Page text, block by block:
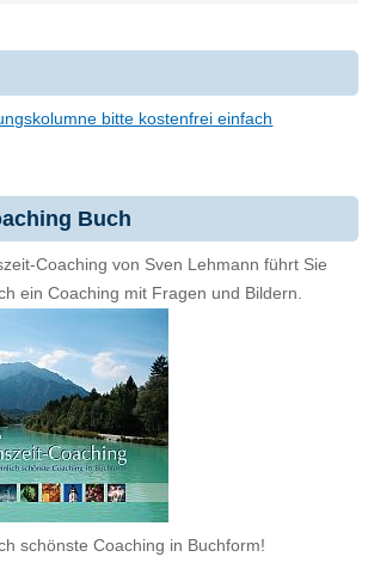
bitte kostenfrei einfach
Buch
Coaching von Sven Lehmann führt Sie
ein Coaching mit Fragen und Bildern.
schönste Coaching in Buchform!